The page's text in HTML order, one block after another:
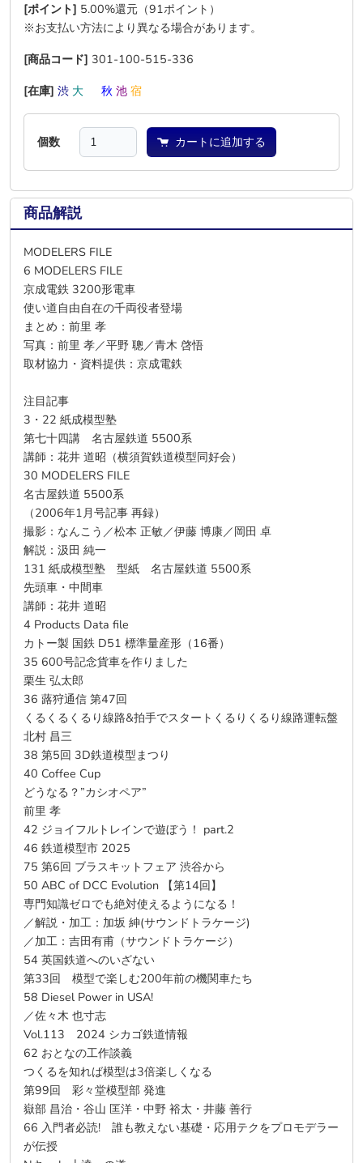
[ポイント] 5.00%還元（91ポイント）
※お支払い方法により異なる場合があります。
[商品コード] 301-100-515-336
[在庫] 渋 大 秋 池 宿
個数 カートに追加する
商品解説
MODELERS FILE
6 MODELERS FILE
京成電鉄 3200形電車
使い道自由自在の千両役者登場
まとめ：前里 孝
写真：前里 孝／平野 聰／青木 啓悟
取材協力・資料提供：京成電鉄
注目記事
3・22 紙成模型塾
第七十四講 名古屋鉄道 5500系
講師：花井 道昭（横須賀鉄道模型同好会）
30 MODELERS FILE
名古屋鉄道 5500系
（2006年1月号記事 再録）
撮影：なんこう／松本 正敏／伊藤 博康／岡田 卓
解説：汲田 純一
131 紙成模型塾 型紙 名古屋鉄道 5500系
先頭車・中間車
講師：花井 道昭
4 Products Data file
カトー製 国鉄 D51 標準量産形（16番）
35 600号記念貨車を作りました
栗生 弘太郎
36 蕗狩通信 第47回
くるくるくるり線路&拍手でスタートくるりくるり線路運転盤
北村 昌三
38 第5回 3D鉄道模型まつり
40 Coffee Cup
どうなる？”カシオペア”
前里 孝
42 ジョイフルトレインで遊ぼう！ part.2
46 鉄道模型市 2025
75 第6回 ブラスキットフェア 渋谷から
50 ABC of DCC Evolution 【第14回】
専門知識ゼロでも絶対使えるようになる！
／解説・加工：加坂 紳(サウンドトラケージ)
／加工：吉田有甫（サウンドトラケージ）
54 英国鉄道へのいざない
第33回 模型で楽しむ200年前の機関車たち
58 Diesel Power in USA!
／佐々木 也寸志
Vol.113 2024 シカゴ鉄道情報
62 おとなの工作談義
つくるを知れば模型は3倍楽しくなる
第99回 彩々堂模型部 発進
嶽部 昌治・谷山 匡洋・中野 裕太・井藤 善行
66 入門者必読! 誰も教えない基礎・応用テクをプロモデラー
が伝授